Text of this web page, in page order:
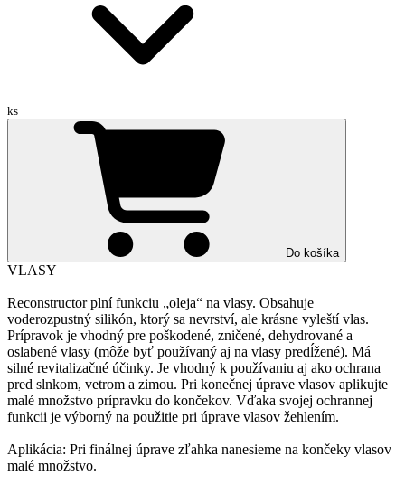
ks
Do košíka
VLASY
Reconstructor plní funkciu „oleja“ na vlasy. Obsahuje
voderozpustný silikón, ktorý sa nevrství, ale krásne vyleští vlas.
Prípravok je vhodný pre poškodené, zničené, dehydrované a
oslabené vlasy (môže byť používaný aj na vlasy predĺžené). Má
silné revitalizačné účinky. Je vhodný k používaniu aj ako ochrana
pred slnkom, vetrom a zimou. Pri konečnej úprave vlasov aplikujte
malé množstvo prípravku do končekov. Vďaka svojej ochrannej
funkcii je výborný na použitie pri úprave vlasov žehlením.
Aplikácia: Pri finálnej úprave zľahka nanesieme na končeky vlasov
malé množstvo.